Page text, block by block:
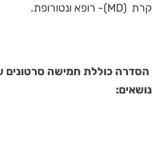
קרת (MD)- רופא ונטורופת.
הסדרה כוללת חמישה סרטונים
נושאים: